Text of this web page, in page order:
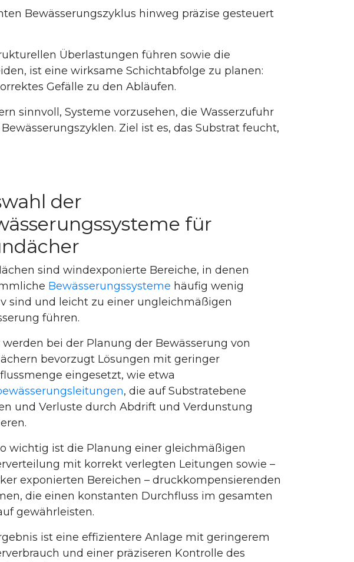
Bewässerungszyklus hinweg präzise gesteuert
Überlastungen führen sowie die
ist eine wirksame Schichtabfolge zu planen:
Gefälle zu den Abläufen.
sinnvoll, Systeme vorzusehen, die Wasserzufuhr
Ziel ist es, das Substrat feucht,
der
für
sind windexponierte Bereiche, in denen
Bewässerungssysteme häufig wenig
sind und leicht zu einer ungleichmäßigen
führen.
werden bei der Planung der Bewässerung von
bevorzugt Lösungen mit geringer
eingesetzt, wie etwa
, die auf Substratebene
und Verluste durch Abdrift und Verdunstung
wichtig ist die Planung einer gleichmäßigen
mit korrekt verlegten Leitungen sowie –
exponierten Bereichen – druckkompensierenden
die einen konstanten Durchfluss im gesamten
gewährleisten.
ist eine effizientere Anlage mit geringerem
und einer präziseren Kontrolle des